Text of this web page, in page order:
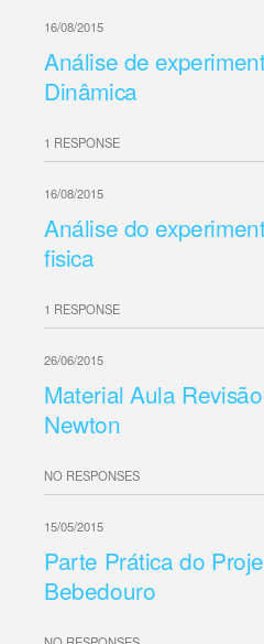
16/08/2015
Análise de
Dinâmica
1 RESPONSE
16/08/2015
Análise do
fisica
1 RESPONSE
26/06/2015
Material Aula
Newton
NO RESPONSES
15/05/2015
Parte Prática do
Bebedouro